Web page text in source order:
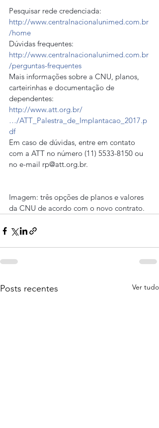
Pesquisar rede credenciada:
http://www.centralnacionalunimed.com.br
/home
Dúvidas frequentes:
http://www.centralnacionalunimed.com.br
/perguntas-frequentes
Mais informações sobre a CNU, planos,
carteirinhas e documentação de
dependentes:
http://www.att.org.br/
…/ATT_Palestra_de_Implantacao_2017.p
df
Em caso de dúvidas, entre em contato
com a ATT no número (11) 5533-8150 ou
no e-mail rp@att.org.br.
Imagem: três opções de planos e valores
da CNU de acordo com o novo contrato.
Posts recentes Ver tudo